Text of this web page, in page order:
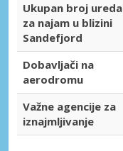
Ukupan broj ureda
za najam u blizini
Sandefjord
Dobavljači na
aerodromu
Važne agencije za
iznajmljivanje